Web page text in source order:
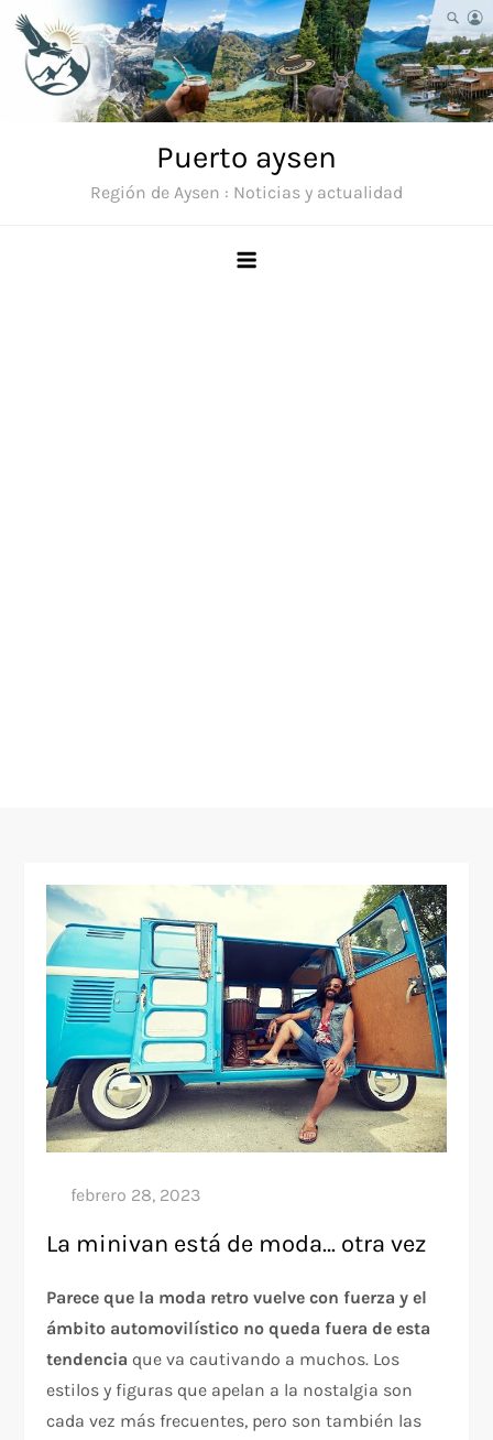
Saltar
contenido
Puerto aysen
Región de Aysen : Noticias y actualidad
La minivan está de moda… otra vez
Parece que la moda retro vuelve con fuerza y el
ámbito automovilístico no queda fuera de esta
tendencia que va cautivando a muchos. Los
estilos y figuras que apelan a la nostalgia son
cada vez más frecuentes, pero son también las